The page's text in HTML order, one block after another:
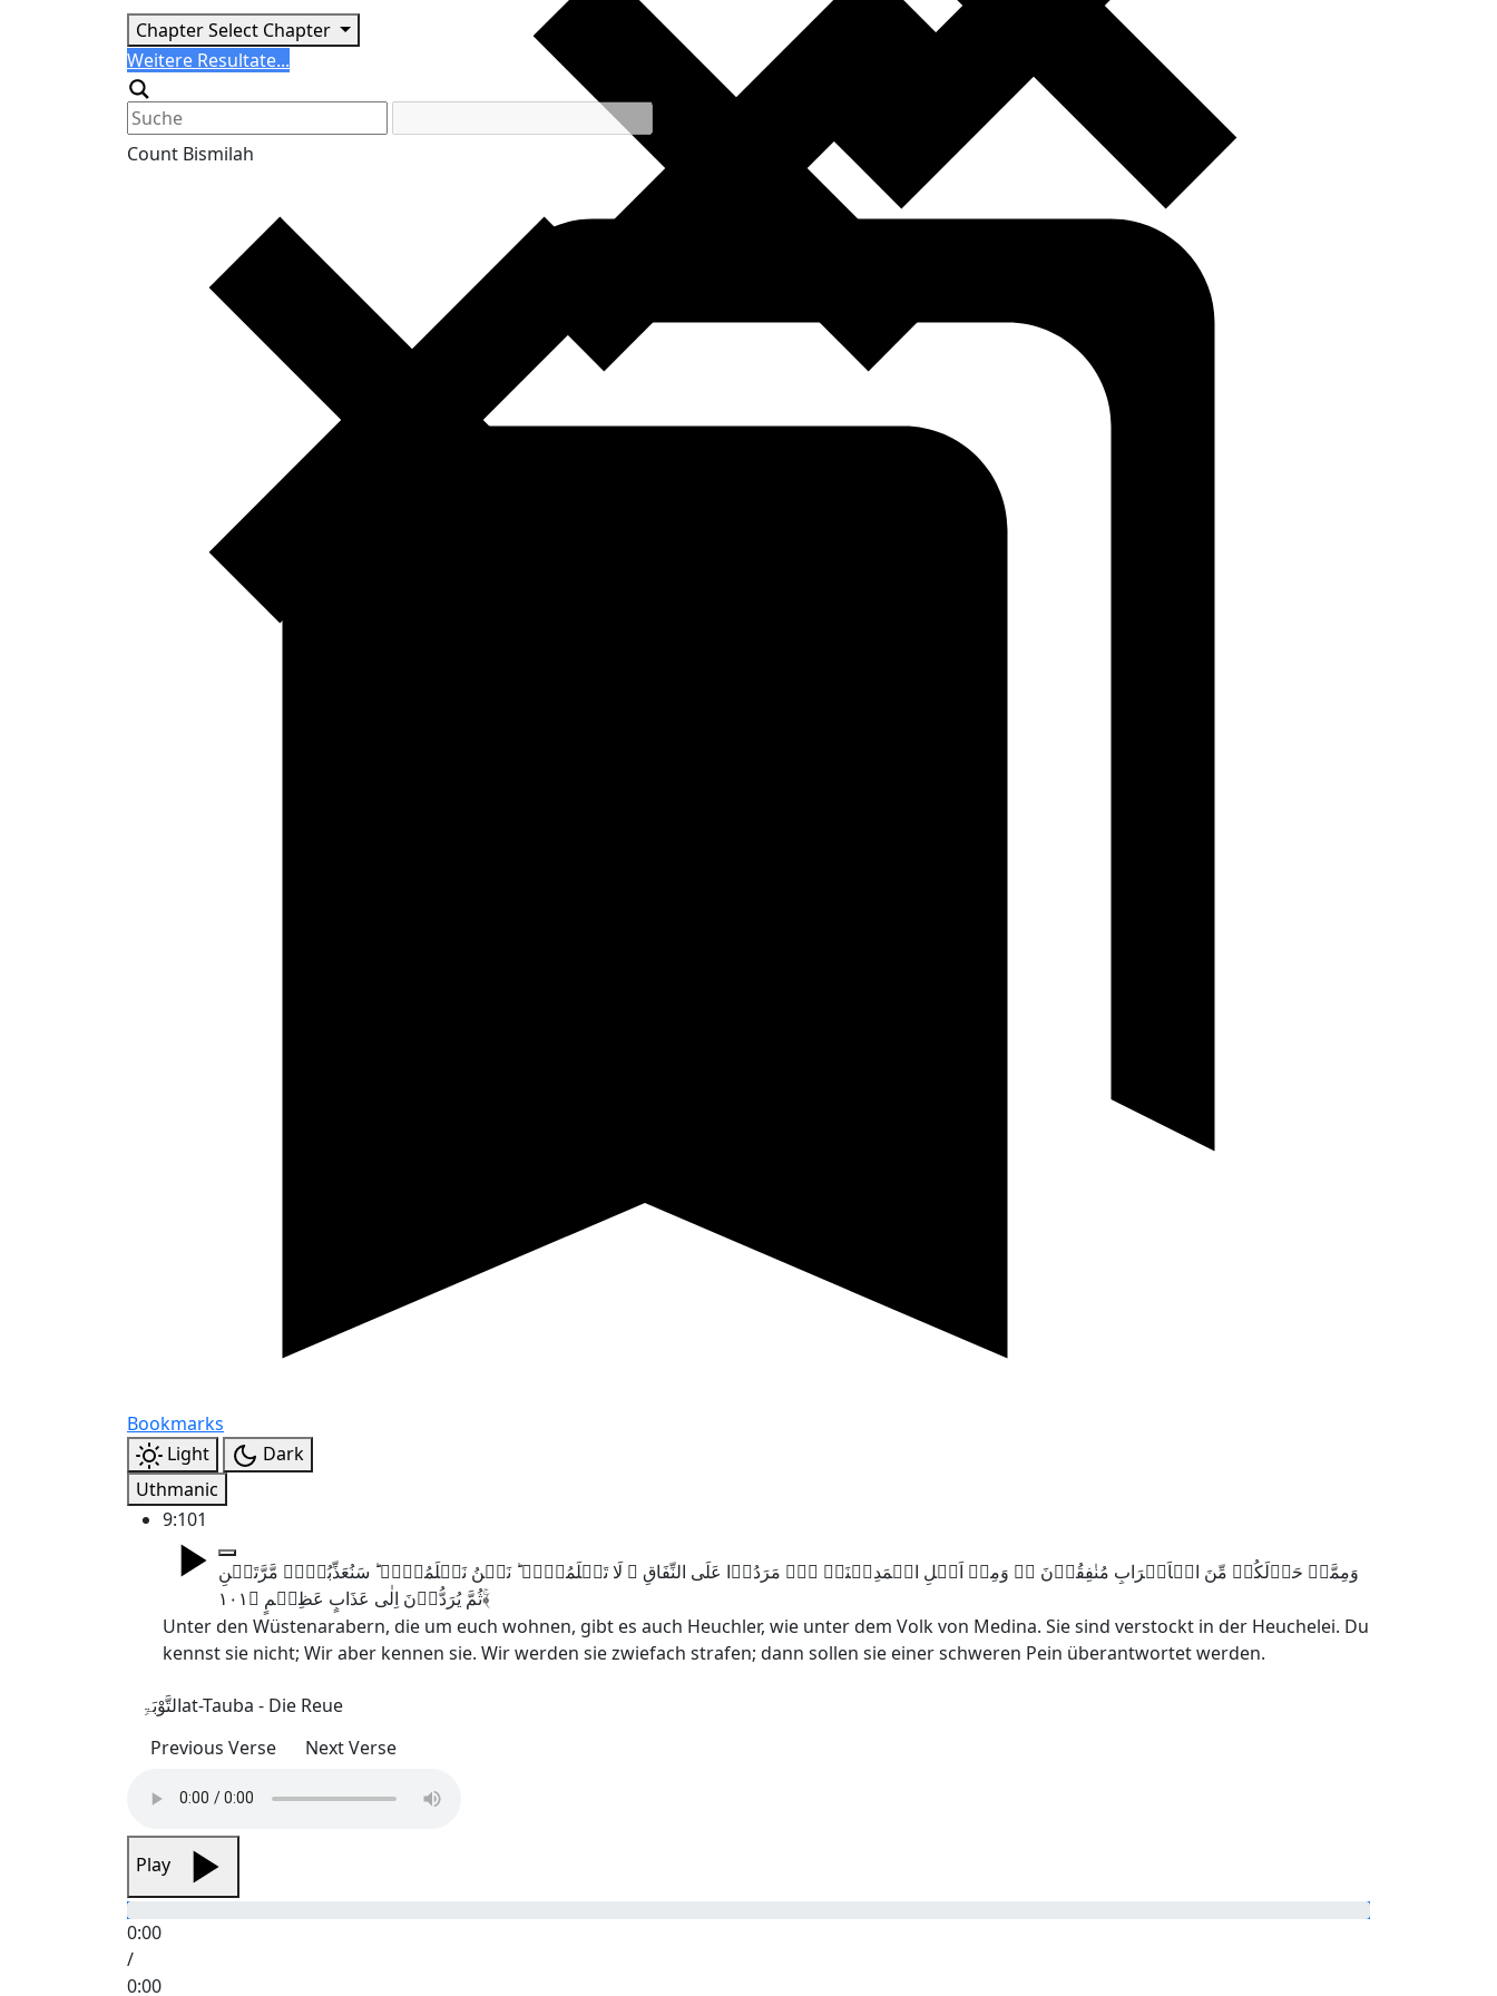
ChapterSelect Chapter
Search
Weitere Resultate...
Generic filters
Count Bismilah
Bookmarks
Light
Dark
Uthmanic
9:101
وَمِمَّنۡ حَوۡلَکُمۡ مِّنَ الۡاَعۡرَابِ مُنٰفِقُوۡنَ ؕۛ وَمِنۡ اَہۡلِ الۡمَدِیۡنَۃِ ۟ۛؔ مَرَدُوۡا عَلَی النِّفَاقِ ۟ لَا تَعۡلَمُہُمۡ ؕ نَحۡنُ نَعۡلَمُہُمۡ ؕ سَنُعَذِّبُہُمۡ مَّرَّتَیۡنِ
ثُمَّ یُرَدُّوۡنَ اِلٰی عَذَابٍ عَظِیۡمٍ ﴿۱۰۱﴾ۚ
Unter den Wüstenarabern, die um euch wohnen, gibt es auch Heuchler, wie unter dem Volk von Medina. Sie sind verstockt in der Heuchelei. Du
kennst sie nicht; Wir aber kennen sie. Wir werden sie zwiefach strafen; dann sollen sie einer schweren Pein überantwortet werden.
التَّوْبَۃِat-Tauba - Die Reue
Previous Verse
Next Verse
Play
0:00
/
0:00